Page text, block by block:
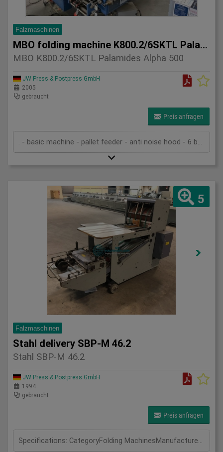
Falzmaschinen
MBO folding machine K800.2/6SKTL Palamides Alpha 500
MBO K800.2/6SKTL Palamides Alpha 500
JW Press & Postpress GmbH
2005
gebraucht
Preis anfragen
. - basic machine - pallet feeder - anti noise hood - 6 buckles in the first unit - 1 buckle and one knife in the second unit - 1 knife in the third unit - slitter shaft cassette - Palamides Alpha 500 delivery - pump - technical documentation
5
Falzmaschinen
Stahl delivery SBP-M 46.2
Stahl SBP-M 46.2
JW Press & Postpress GmbH
1994
gebraucht
Preis anfragen
Specifications: CategoryFolding MachinesManufacturerStahlModelSBP-M 46.2Year1994